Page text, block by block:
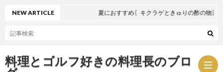
料理とゴルフ好きの料理長のブロ
NEW ARTICLE 夏におすすめ〖キクラゲときゅりの酢の物〗